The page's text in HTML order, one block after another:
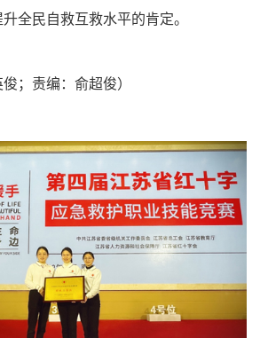
全民自救互救水平的肯定。
；责编：俞超俊）